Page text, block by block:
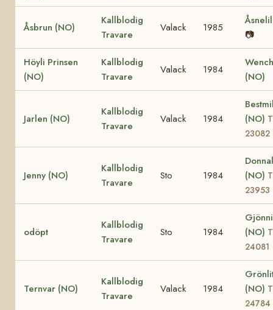
Åsbrun (NO)
Kallblodig
Travare
Valack 1985
📷
Höyli Prinsen
(NO)
Kallblodig
Travare
Valack 1984
(NO)
Jarlen (NO)
Kallblodig
Travare
Valack 1984
(NO)
23082
Jenny (NO)
Kallblodig
Travare
Sto 1984
(NO)
23953
odöpt
Kallblodig
Travare
Sto 1984
(NO)
24081
Ternvar (NO)
Kallblodig
Travare
Valack 1984
(NO)
24784